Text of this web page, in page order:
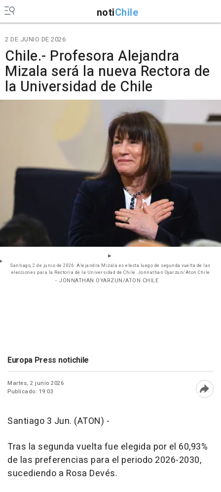
notiChile
2 DE JUNIO DE 2026
Chile.- Profesora Alejandra
Mizala será la nueva Rectora de
la Universidad de Chile
Santiago, 2 de junio de 2026. Alejandra Mizala es electa luego de segunda vuelta de las
elecciones para la Rectoria de la Universidad de Chile. Jonnathan Oyarzun/Aton Chile
- JONNATHAN OYARZUN/ATON CHILE
Europa Press notichile
Martes, 2 junio 2026
Publicado: 19:03
Santiago 3 Jun. (ATON) -
Tras la segunda vuelta fue elegida por el 60,93%
de las preferencias para el periodo 2026-2030,
sucediendo a Rosa Devés.